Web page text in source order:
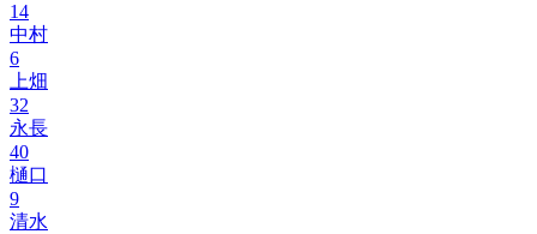
14
中村
6
上畑
32
永長
40
樋口
9
清水